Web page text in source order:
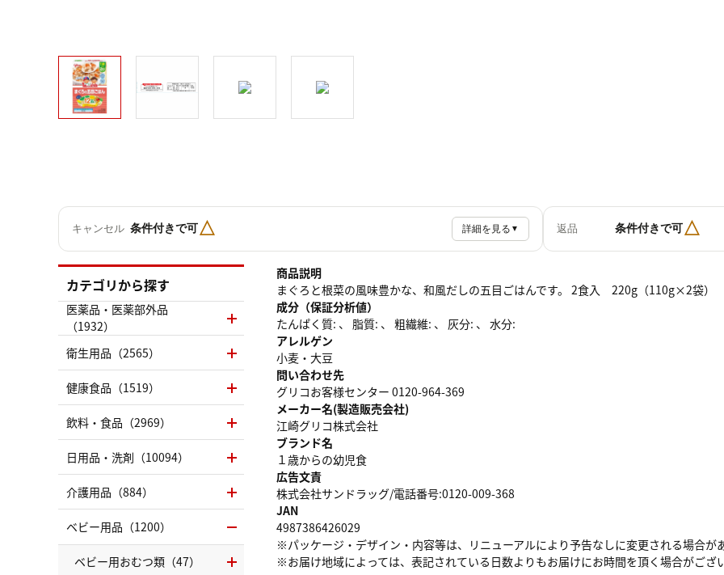
キャンセル 条件付きで可△ 詳細を見る ▼ 返品 条件付きで可△
商品説明
まぐろと根菜の風味豊かな、和風だしの五目ごはんです。 2食入 220g（110g×2袋）
成分（保証分析値）
たんぱく質: 、 脂質: 、 粗繊維: 、 灰分: 、 水分:
アレルゲン
小麦・大豆
問い合わせ先
グリコお客様センター 0120-964-369
メーカー名(製造販売会社)
江崎グリコ株式会社
ブランド名
１歳からの幼児食
広告文責
株式会社サンドラッグ/電話番号:0120-009-368
JAN
4987386426029
※パッケージ・デザイン・内容等は、リニューアルにより予告なしに変更される場合が
※お届け地域によっては、表記されている日数よりもお届けにお時間を頂く場合がござ
カテゴリから探す
医薬品・医薬部外品
（1932）
衛生用品（2565）
健康食品（1519）
飲料・食品（2969）
日用品・洗剤（10094）
介護用品（884）
ベビー用品（1200）
ベビー用おむつ類（47）